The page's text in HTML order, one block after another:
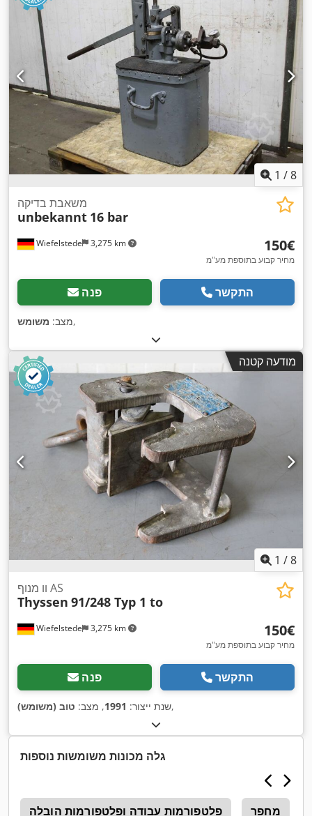
1 /8
Wiefelstede 3,275 km
משאבת בדיקה
unbekannt 16 bar
‏150 ‏€
מחיר קבוע בתוספת מע"מ
פנה התקשר
מצב: משומש ,
מודעה קטנה
1 /8
Wiefelstede 3,275 km
וו מנוף AS
Thyssen 91/248 Typ 1 to
‏150 ‏€
מחיר קבוע בתוספת מע"מ
פנה התקשר
שנת ייצור: 1991, מצב: טוב (משומש) ,
גלה מכונות משומשות נוספות
פלטפורמות עבודה ופלטפורמות הובלה מחפר